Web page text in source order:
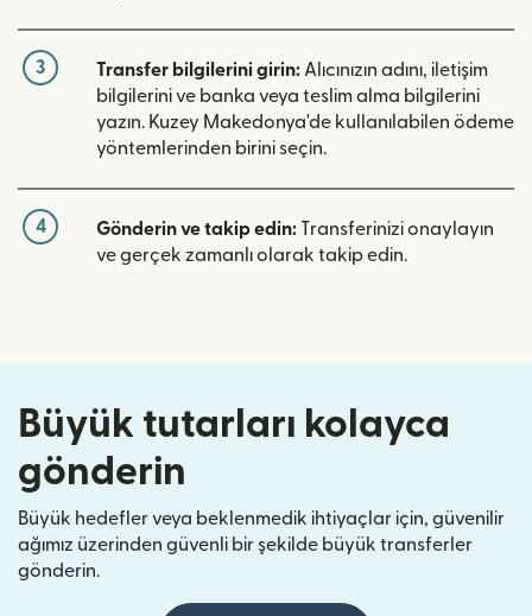
3 Transfer bilgilerini girin: Alıcınızın adını, iletişim
bilgilerini ve banka veya teslim alma bilgilerini
yazın. Kuzey Makedonya'de kullanılabilen ödeme
yöntemlerinden birini seçin.
4 Gönderin ve takip edin: Transferinizi onaylayın
ve gerçek zamanlı olarak takip edin.
Büyük tutarları kolayca
gönderin
Büyük hedefler veya beklenmedik ihtiyaçlar için, güvenilir
ağımız üzerinden güvenli bir şekilde büyük transferler
gönderin.